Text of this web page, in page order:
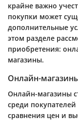
крайне важно
покупки может
дополнительные
этом разделе
приобретения:
магазины.
Онлайн-
Онлайн-магазины
среди
сравнения цен и